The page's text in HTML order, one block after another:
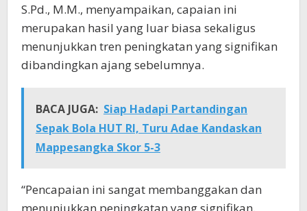
S.Pd., M.M., menyampaikan, capaian ini
merupakan hasil yang luar biasa sekaligus
menunjukkan tren peningkatan yang signifikan
dibandingkan ajang sebelumnya.
BACA JUGA: Siap Hadapi Partandingan
Sepak Bola HUT RI, Turu Adae Kandaskan
Mappesangka Skor 5-3
“Pencapaian ini sangat membanggakan dan
menunjukkan peningkatan yang signifikan.